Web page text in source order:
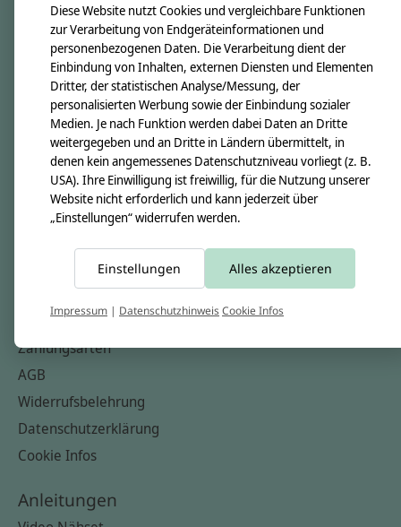
crêpes suzette
Über uns
Unsere Creppies
Nähkästchen
Unsere Stoffe
Impressum
Versandkosten & Rücksendungen
Zahlungsarten
AGB
Widerrufsbelehrung
Datenschutzerklärung
Cookie Infos
Anleitungen
Diese Website nutzt Cookies und vergleichbare Funktionen
zur Verarbeitung von Endgeräteinformationen und
personenbezogenen Daten. Die Verarbeitung dient der
Einbindung von Inhalten, externen Diensten und Elementen
Dritter, der statistischen Analyse/Messung, der
personalisierten Werbung sowie der Einbindung sozialer
Medien. Je nach Funktion werden dabei Daten an Dritte
weitergegeben und an Dritte in Ländern übermittelt, in
denen kein angemessenes Datenschutzniveau vorliegt (z. B.
USA). Ihre Einwilligung ist freiwillig, für die Nutzung unserer
Website nicht erforderlich und kann jederzeit über
„Einstellungen“ widerrufen werden.
Einstellungen Alles akzeptieren
Impressum | DatenschutzhinweisCookie Infos